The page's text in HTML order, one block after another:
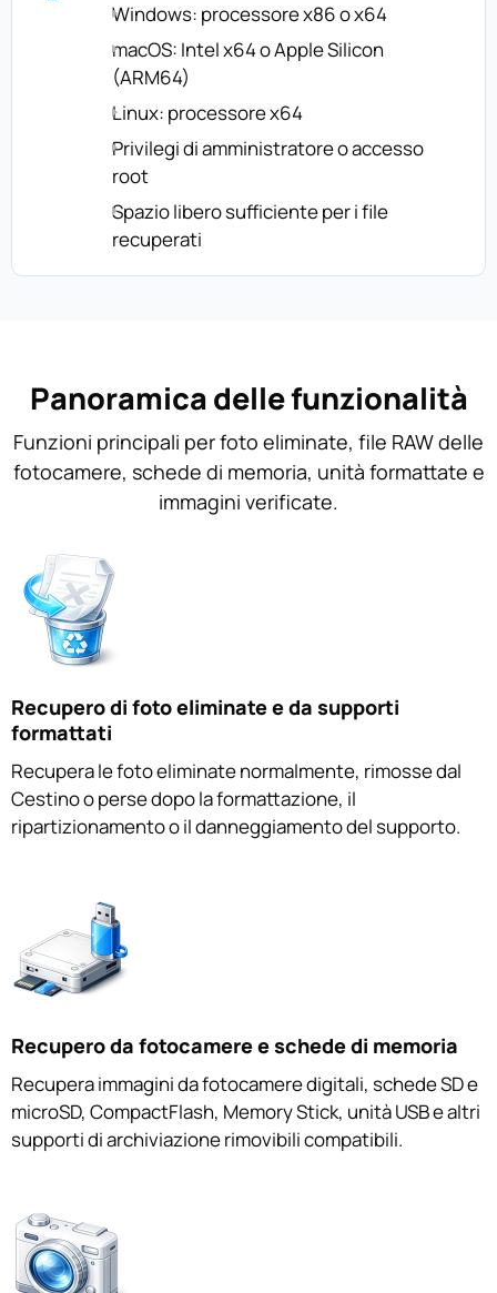
Windows: processore x86 o x64
macOS: Intel x64 o Apple Silicon
(ARM64)
Linux: processore x64
Privilegi di amministratore o accesso
root
Spazio libero sufficiente per i file
recuperati
Panoramica delle funzionalità
Funzioni principali per foto eliminate, file RAW delle
fotocamere, schede di memoria, unità formattate e
immagini verificate.
Recupero di foto eliminate e da supporti
formattati
Recupera le foto eliminate normalmente, rimosse dal
Cestino o perse dopo la formattazione, il
ripartizionamento o il danneggiamento del supporto.
Recupero da fotocamere e schede di memoria
Recupera immagini da fotocamere digitali, schede SD e
microSD, CompactFlash, Memory Stick, unità USB e altri
supporti di archiviazione rimovibili compatibili.